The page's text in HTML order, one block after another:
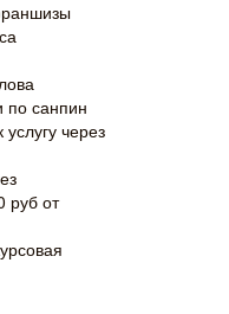
по санпин
через
руб от